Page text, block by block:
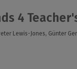
4
Lewis-Jones, Günter